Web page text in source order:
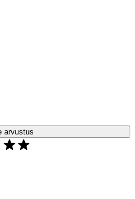
arvustus